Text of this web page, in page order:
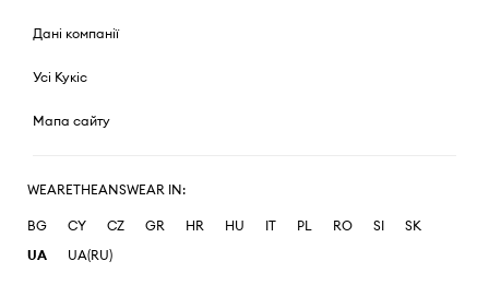
Дані компанії
Усі Кукіс
Мапа сайту
WEARETHEANSWEAR IN:
BG CY CZ GR HR HU IT PL RO SI
SK
UA
UA(RU)